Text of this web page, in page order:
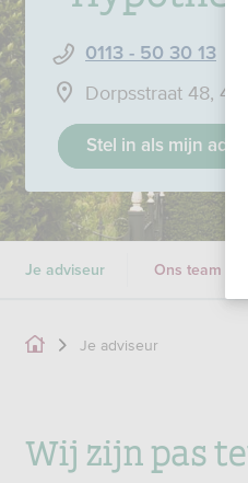
0113 - 50 30 13
Dorpsstraat 48,
Stel in als mijn
Je adviseur Ons team
Je adviseur
Wij zijn pas